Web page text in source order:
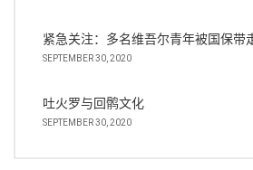
紧急关注：多名维吾尔青年被国保带
SEPTEMBER 30, 2020
吐火罗与回鹘文化
SEPTEMBER 30, 2020